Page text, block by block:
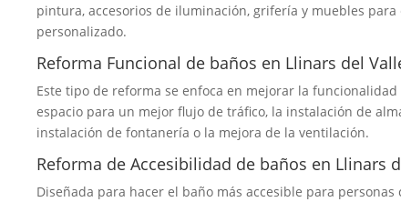
pintura, accesorios de iluminación, grifería y muebles
personalizado.
Reforma Funcional de baños en Llinars del
Este tipo de reforma se enfoca en mejorar la
espacio para un mejor flujo de tráfico, la instalación de
instalación de fontanería o la mejora de la ventilación.
Reforma de Accesibilidad de baños en Llinars
Diseñada para hacer el baño más accesible para